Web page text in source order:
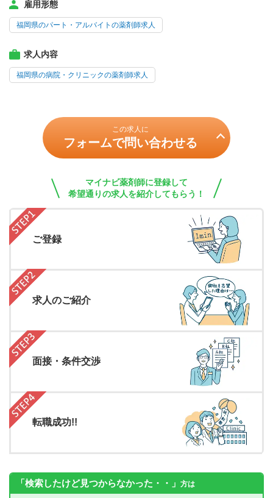
雇用形態
福岡県のパート・アルバイトの薬剤師求人
求人内容
福岡県の病院・クリニックの薬剤師求人
この求人に
フォームで問い合わせる
マイナビ薬剤師に登録して
希望通りの求人を紹介してもらう！
ご登録
求人のご紹介
面接・条件交渉
転職成功!!
「検索したけど見つからなかった・・」 方は